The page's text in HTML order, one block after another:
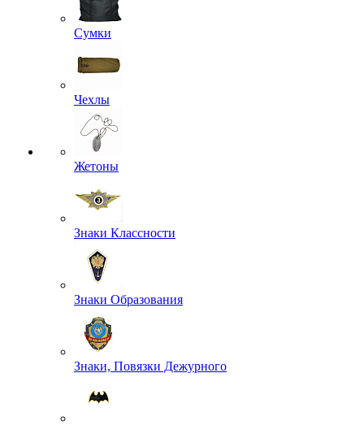
Сумки
Чехлы
Жетоны
Знаки Классности
Знаки Образования
Знаки, Повязки Дежурного